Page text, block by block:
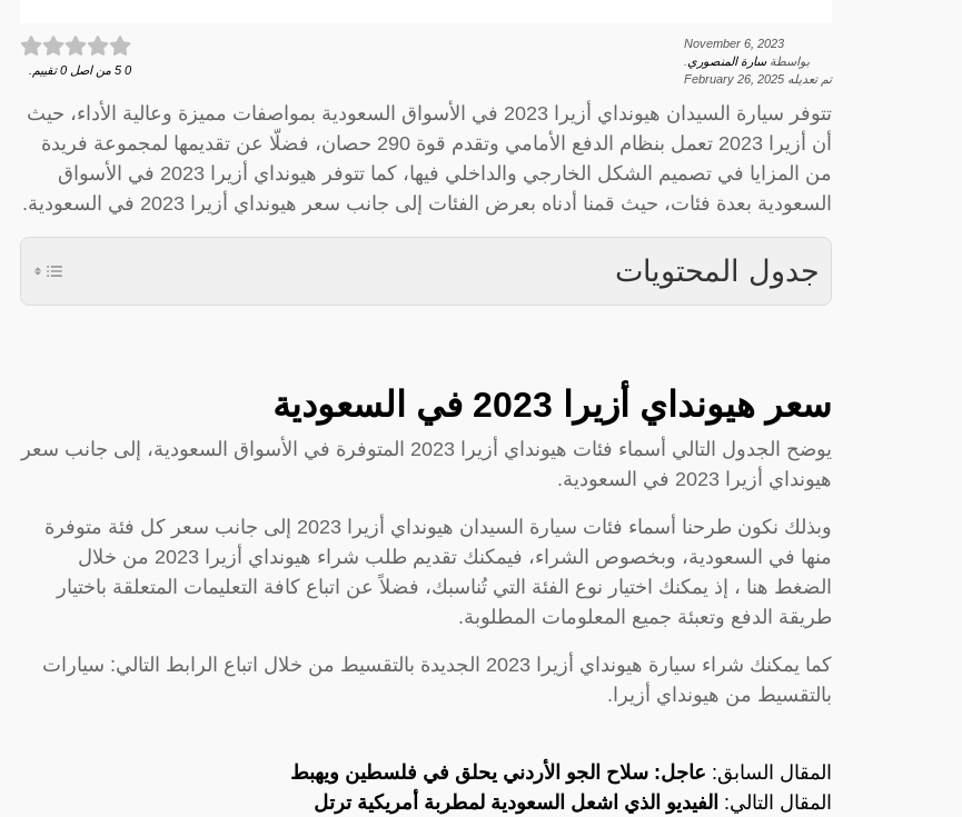
November 6, 2023
بواسطةسارة المنصوري
تم تعديله February 26, 2025
0
5 من اصل 0 تقييم.
تتوفر سيارة السيدان هيونداي أزيرا 2023 في الأسواق السعودية بمواصفات مميزة وعالية الأداء، حيث
أن أزيرا 2023 تعمل بنظام الدفع الأمامي وتقدم قوة 290 حصان، فضلّا عن تقديمها لمجموعة فريدة
من المزايا في تصميم الشكل الخارجي والداخلي فيها، كما تتوفر هيونداي أزيرا 2023 في الأسواق
السعودية بعدة فئات، حيث قمنا أدناه بعرض الفئات إلى جانب سعر هيونداي أزيرا 2023 في السعودية.
جدول المحتويات
سعر هيونداي أزيرا 2023 في السعودية
يوضح الجدول التالي أسماء فئات هيونداي أزيرا 2023 المتوفرة في الأسواق السعودية، إلى جانب سعر
هيونداي أزيرا 2023 في السعودية.
وبذلك نكون طرحنا أسماء فئات سيارة السيدان هيونداي أزيرا 2023 إلى جانب سعر كل فئة متوفرة
منها في السعودية، وبخصوص الشراء، فيمكنك تقديم طلب شراء هيونداي أزيرا 2023 من خلال
الضغط هنا ، إذ يمكنك اختيار نوع الفئة التي تُناسبك، فضلاً عن اتباع كافة التعليمات المتعلقة باختيار
طريقة الدفع وتعبئة جميع المعلومات المطلوبة.
كما يمكنك شراء سيارة هيونداي أزيرا 2023 الجديدة بالتقسيط من خلال اتباع الرابط التالي: سيارات
بالتقسيط من هيونداي أزيرا.
المقال السابق: عاجل: سلاح الجو الأردني يحلق في فلسطين ويهبط
المقال التالي: الفيديو الذي اشعل السعودية لمطربة أمريكية ترتل